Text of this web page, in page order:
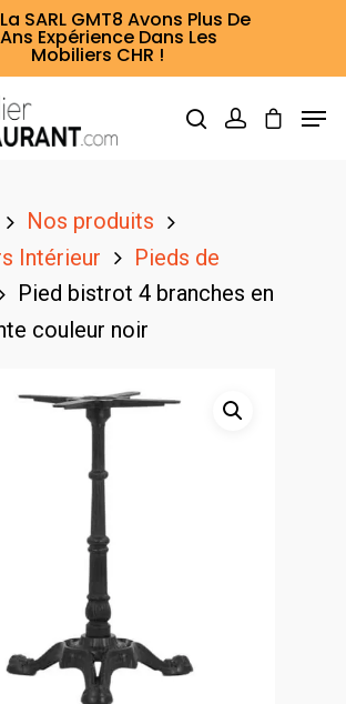
SARL GMT8 Avons Plus De
Expérience Dans Les
Mobiliers CHR !
to search or ESC to close
Nos produits
Intérieur
Pieds de
Pied bistrot 4 branches en
couleur noir